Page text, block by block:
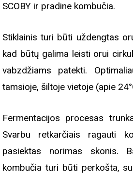
SCOBY ir pradine kombučia.
Stiklainis turi būti uždengtas
kad būtų galima leisti orui
vabzdžiams patekti.
tamsioje, šiltoje vietoje (apie
Fermentacijos procesas
Svarbu retkarčiais ragauti
pasiektas norimas skonis.
kombučia turi būti perkošta,